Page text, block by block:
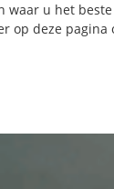
u het
op deze pagina